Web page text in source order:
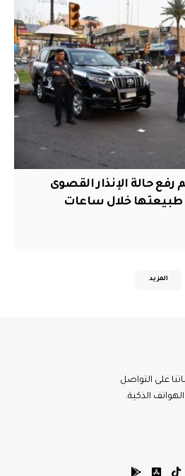
حالة الإنذار القصوى
طبيعتها خلال ساعات
المزيد
على التواصل
الذكية.